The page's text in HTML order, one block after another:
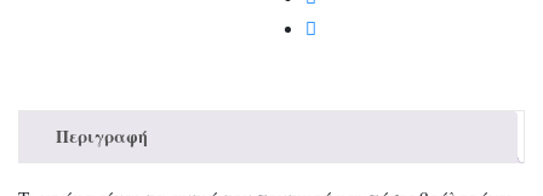
Περιγραφή